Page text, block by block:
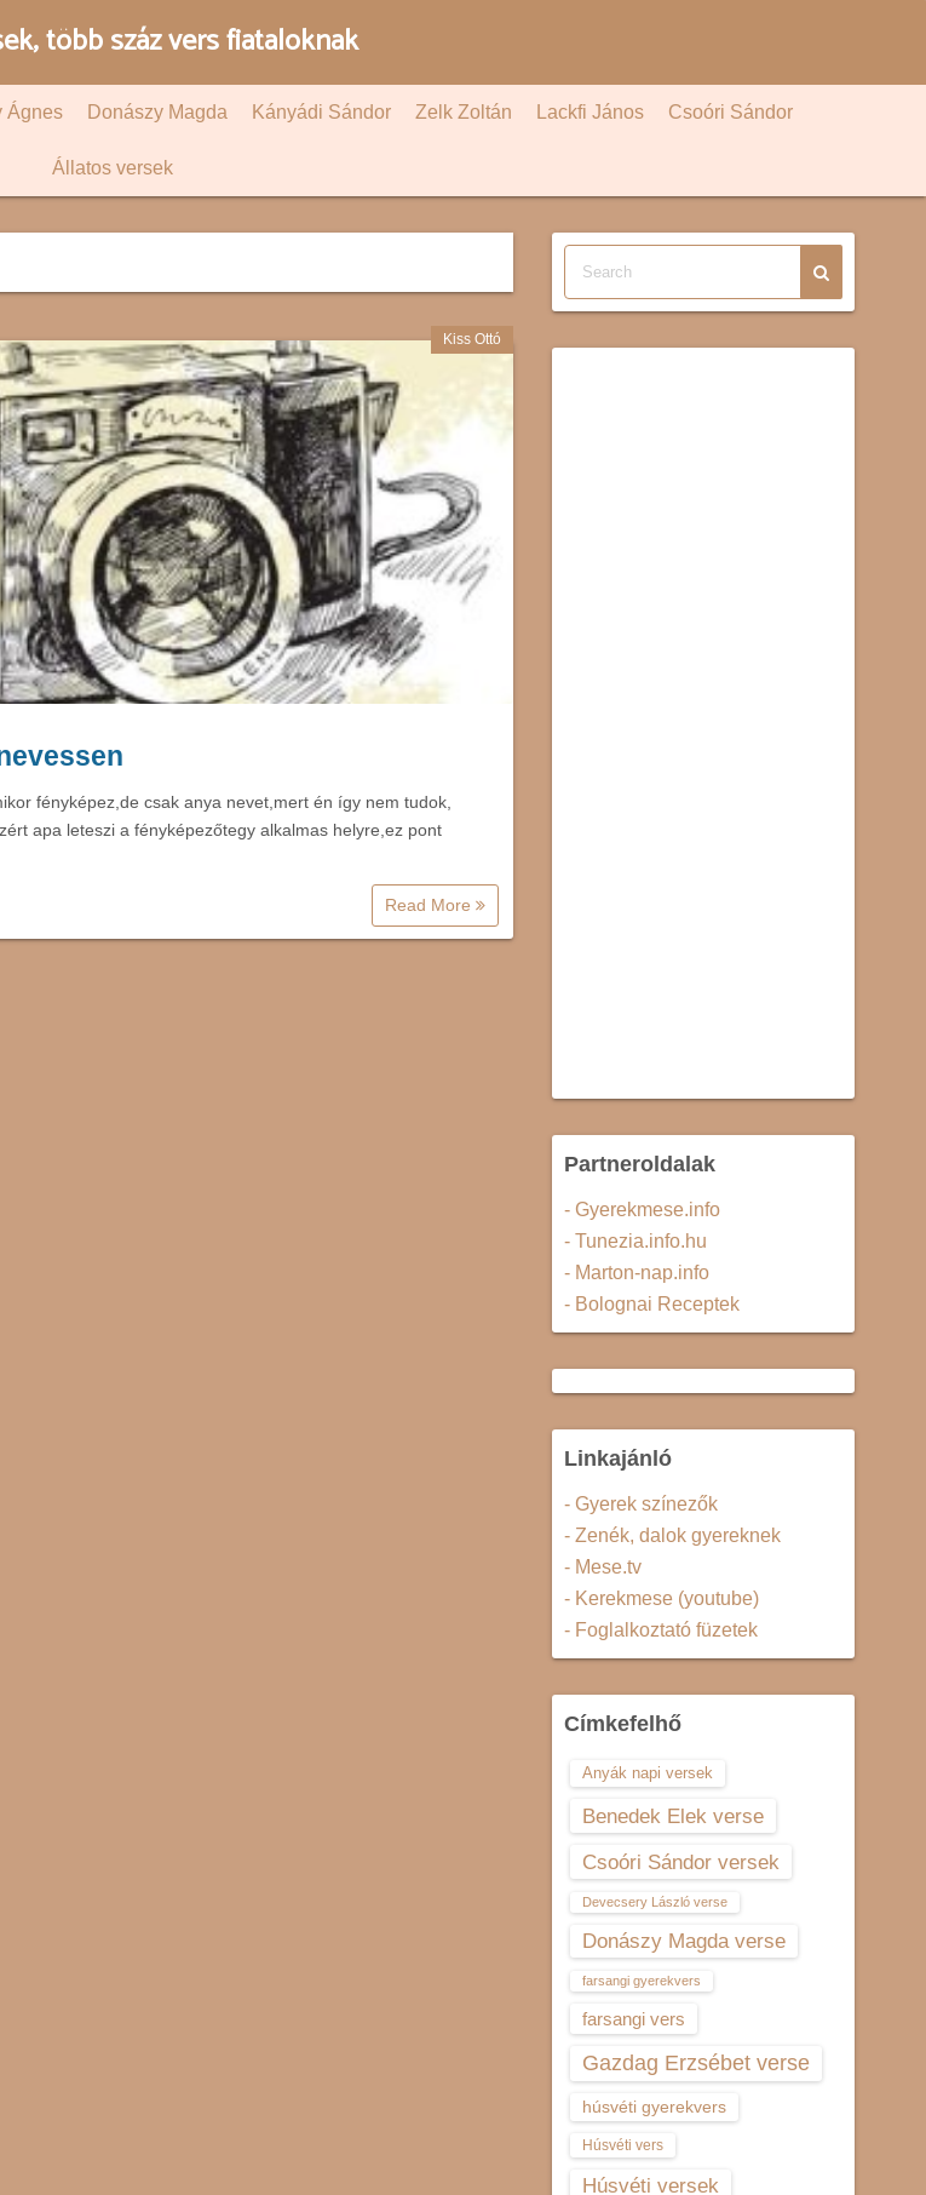
több száz vers fiataloknak
Ágnes Donászy Magda Kányádi Sándor Zelk Zoltán Lackfi János Csoóri Sándor
Állatos versek
Kiss Ottó
fényképez,de csak anya nevet,mert én így nem tudok,
apa leteszi a fényképezőtegy alkalmas helyre,ez pont
Read More
Partneroldalak
- Gyerekmese.info
- Tunezia.info.hu
- Marton-nap.info
- Bolognai Receptek
Linkajánló
- Gyerek színezők
- Zenék, dalok gyereknek
- Mese.tv
- Kerekmese (youtube)
- Foglalkoztató füzetek
Címkefelhő
Anyák napi versek
Benedek Elek verse
Csoóri Sándor versek
Devecsery László verse
Donászy Magda verse
farsangi gyerekvers
farsangi vers
Gazdag Erzsébet verse
húsvéti gyerekvers
Húsvéti vers
Húsvéti versek